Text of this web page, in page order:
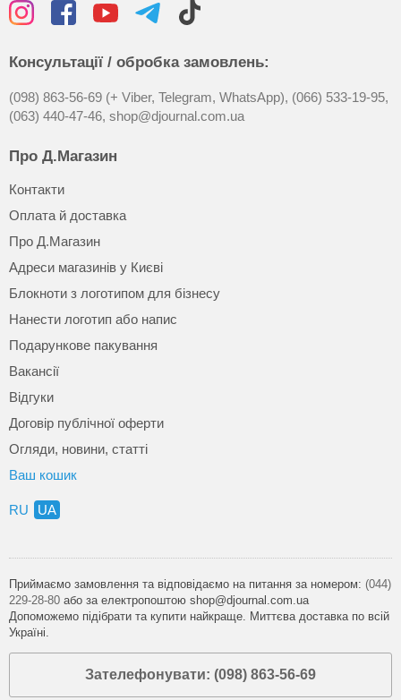
Консультації / обробка замовлень:
(098) 863-56-69 (+ Viber, Telegram, WhatsApp), (066) 533-19-95,
(063) 440-47-46, shop@djournal.com.ua
Про Д.Магазин
Контакти
Оплата й доставка
Про Д.Магазин
Адреси магазинів у Києві
Блокноти з логотипом для бізнесу
Нанести логотип або напис
Подарункове пакування
Вакансії
Відгуки
Договір публічної оферти
Огляди, новини, статті
Ваш кошик
RU UA
Приймаємо замовлення та відповідаємо на питання за номером: (044)
229-28-80 або за електропоштою shop@djournal.com.ua
Допоможемо підібрати та купити найкраще. Миттєва доставка по всій
Україні.
Зателефонувати: (098) 863-56-69